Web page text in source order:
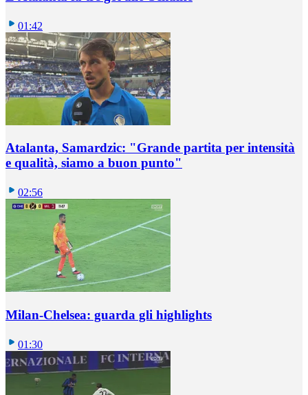
01:42
Atalanta, Samardzic: "Grande partita per intensità
e qualità, siamo a buon punto"
02:56
Milan-Chelsea: guarda gli highlights
01:30